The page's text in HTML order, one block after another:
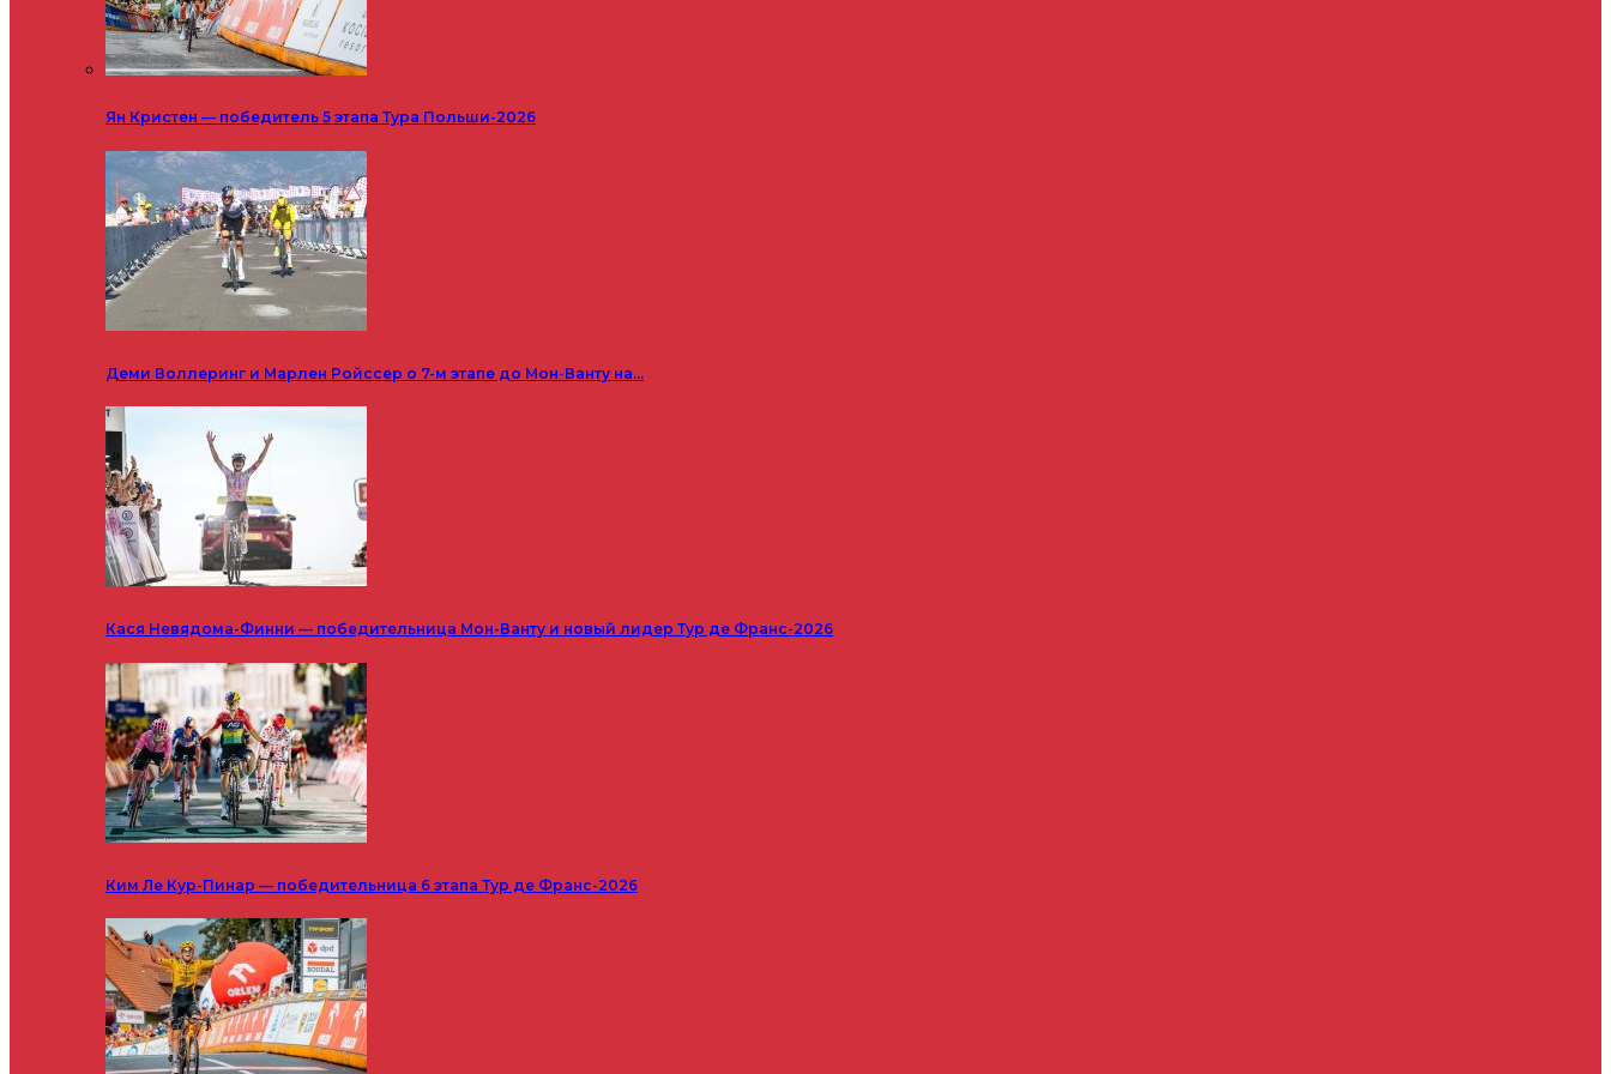
Ян Кристен — победитель 5 этапа Тура Польши-2026
Деми Воллеринг и Марлен Ройссер о 7-м этапе до Мон-Ванту на…
Кася Невядома-Финни — победительница Мон-Ванту и новый лидер Тур де Франс-2026
Ким Ле Кур-Пинар — победительница 6 этапа Тур де Франс-2026